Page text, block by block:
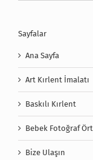
Sayfalar
Ana Sayfa
Art Kırlent İmalatı
Baskılı Kırlent
Bebek Fotoğraf
Bize Ulaşın